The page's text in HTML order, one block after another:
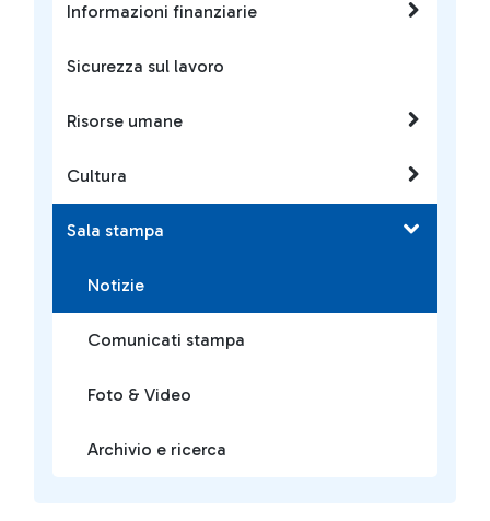
Informazioni finanziarie
Sicurezza sul lavoro
Risorse umane
Cultura
Sala stampa
Notizie
Comunicati stampa
Foto & Video
Archivio e ricerca